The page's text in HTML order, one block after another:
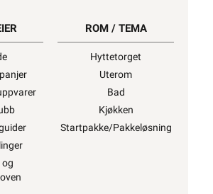
og
ROM / TEMA
Hyttetorget
Uterom
Bad
Kjøkken
Startpakke/Pakkeløsning